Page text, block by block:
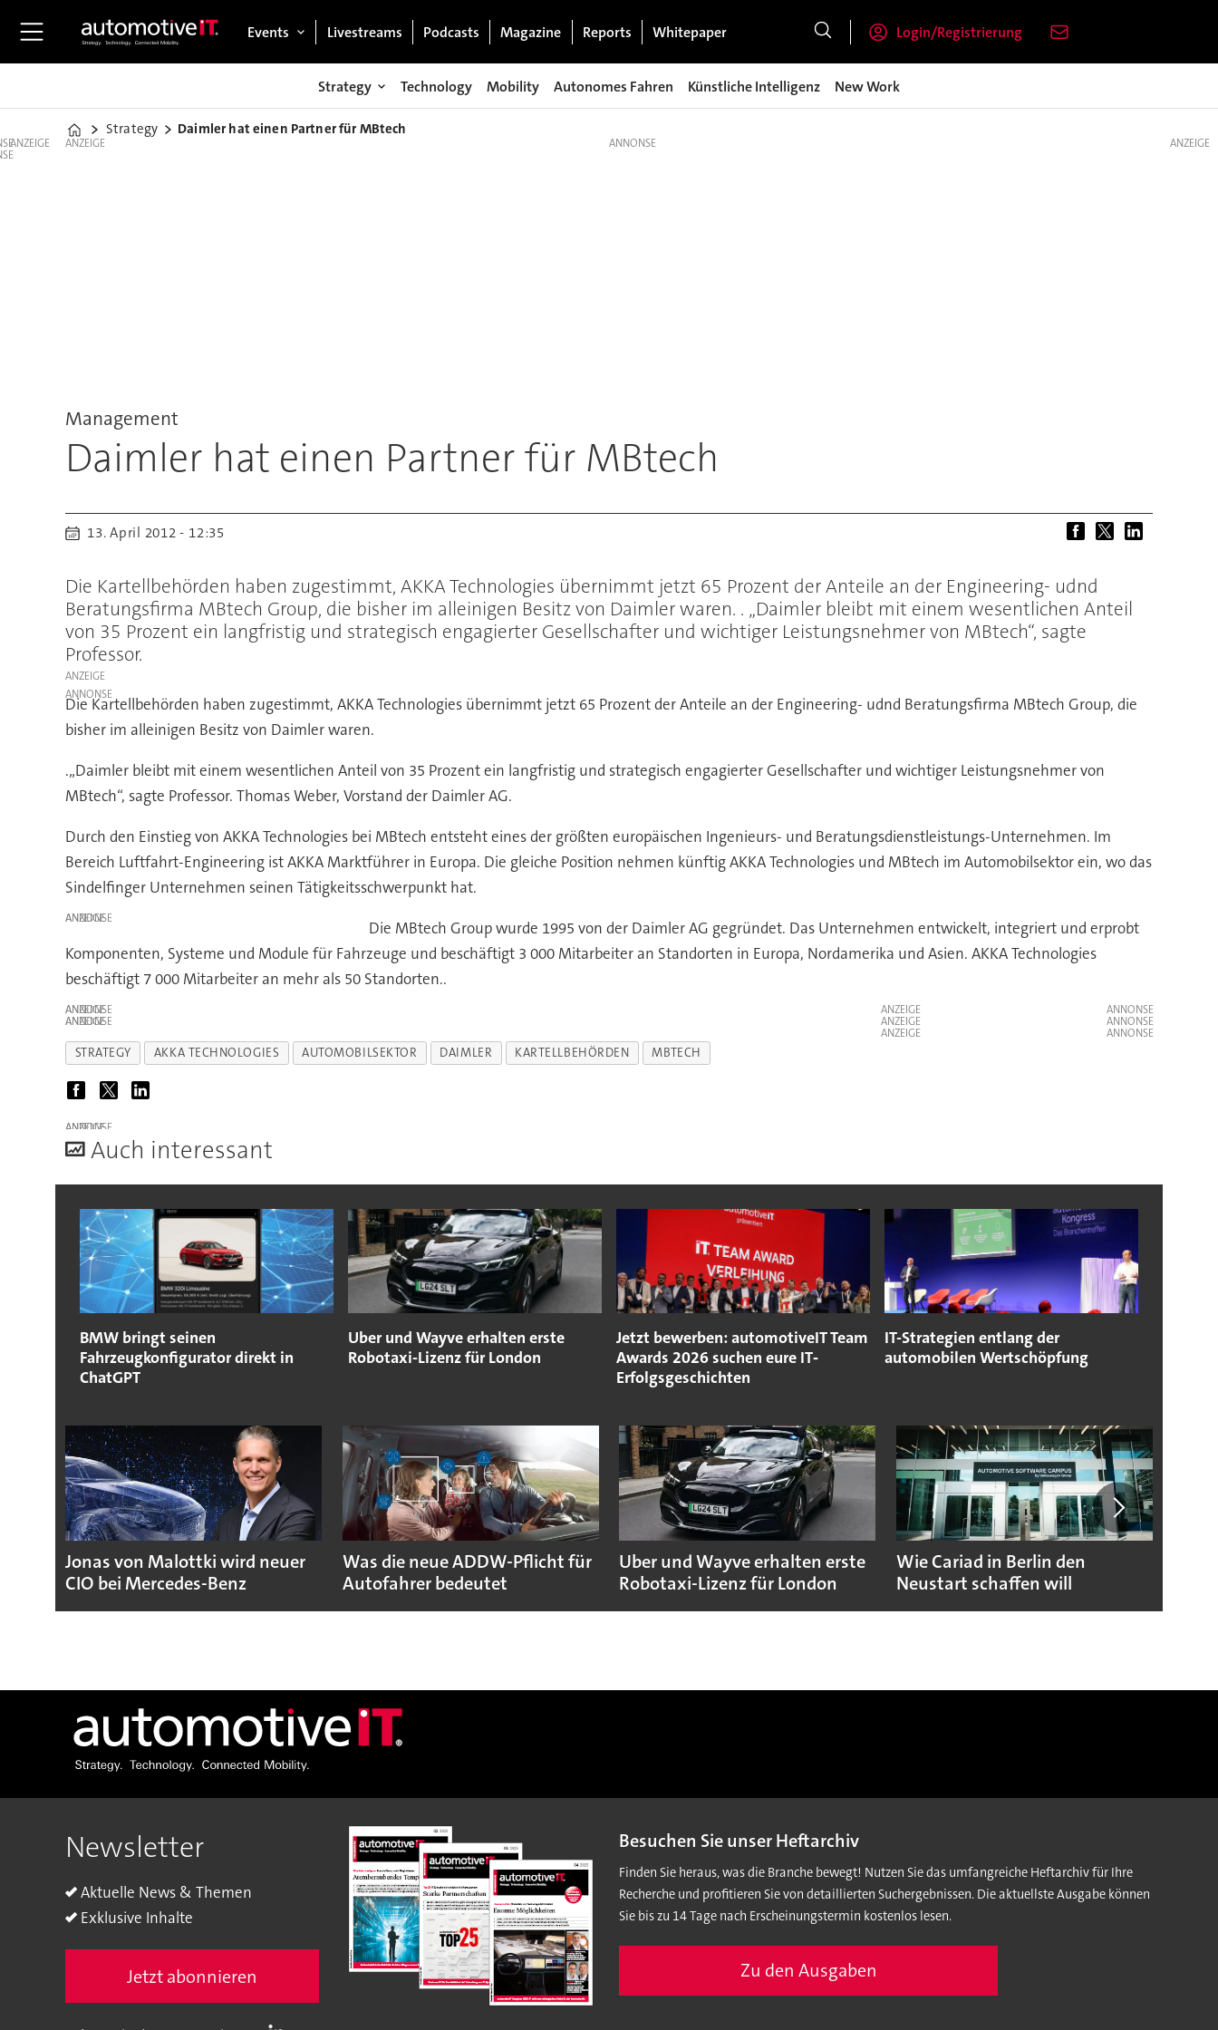
Events Livestreams Podcasts Magazine Reports Whitepaper Login/Registrierung
Strategy Technology Mobility Autonomes Fahren Künstliche Intelligenz New Work
Home
Strategy Daimler hat einen Partner für MBtech
ANZEIGE ANZEIGE
Management
Daimler hat einen Partner für MBtech
13. April 2012 - 12:35
Die Kartellbehörden haben zugestimmt, AKKA Technologies übernimmt jetzt 65 Prozent der Anteile an der Engineering- udnd
Beratungsfirma MBtech Group, die bisher im alleinigen Besitz von Daimler waren. . „Daimler bleibt mit einem wesentlichen Anteil
von 35 Prozent ein langfristig und strategisch engagierter Gesellschafter und wichtiger Leistungsnehmer von MBtech“, sagte
Professor.
ANZEIGE
Die Kartellbehörden haben zugestimmt, AKKA Technologies übernimmt jetzt 65 Prozent der Anteile an der Engineering- udnd Beratungsfirma MBtech Group, die
bisher im alleinigen Besitz von Daimler waren.
.„Daimler bleibt mit einem wesentlichen Anteil von 35 Prozent ein langfristig und strategisch engagierter Gesellschafter und wichtiger Leistungsnehmer von
MBtech“, sagte Professor. Thomas Weber, Vorstand der Daimler AG.
Durch den Einstieg von AKKA Technologies bei MBtech entsteht eines der größten europäischen Ingenieurs- und Beratungsdienstleistungs-Unternehmen. Im
Bereich Luftfahrt-Engineering ist AKKA Marktführer in Europa. Die gleiche Position nehmen künftig AKKA Technologies und MBtech im Automobilsektor ein, wo das
Sindelfinger Unternehmen seinen Tätigkeitsschwerpunkt hat.
ANZEIGE
Die MBtech Group wurde 1995 von der Daimler AG gegründet. Das Unternehmen entwickelt, integriert und erprobt
Komponenten, Systeme und Module für Fahrzeuge und beschäftigt 3 000 Mitarbeiter an Standorten in Europa, Nordamerika und Asien. AKKA Technologies
beschäftigt 7 000 Mitarbeiter an mehr als 50 Standorten..
ANZEIGE
ANZEIGE
ANZEIGE
ANZEIGE
ANZEIGE
STRATEGY AKKA TECHNOLOGIES AUTOMOBILSEKTOR DAIMLER KARTELLBEHÖRDEN MBTECH
ANZEIGE
Auch interessant
BMW bringt seinen
Fahrzeugkonfigurator direkt in
ChatGPT
Uber und Wayve erhalten erste
Robotaxi-Lizenz für London
Jetzt bewerben: automotiveIT Team
Awards 2026 suchen eure IT‐
Erfolgsgeschichten
IT-Strategien entlang der
automobilen Wertschöpfung
Jonas von Malottki wird neuer
CIO bei Mercedes-Benz
Was die neue ADDW-Pflicht für
Autofahrer bedeutet
Uber und Wayve erhalten erste
Robotaxi-Lizenz für London
Wie Cariad in Berlin den
Neustart schaffen will
ANZEIGE
Newsletter
Aktuelle News & Themen
Exklusive Inhalte
Jetzt abonnieren
Besuchen Sie unser Heftarchiv
Finden Sie heraus, was die Branche bewegt! Nutzen Sie das umfangreiche Heftarchiv für Ihre
Recherche und profitieren Sie von detaillierten Suchergebnissen. Die aktuellste Ausgabe können
Sie bis zu 14 Tage nach Erscheinungstermin kostenlos lesen.
Zu den Ausgaben